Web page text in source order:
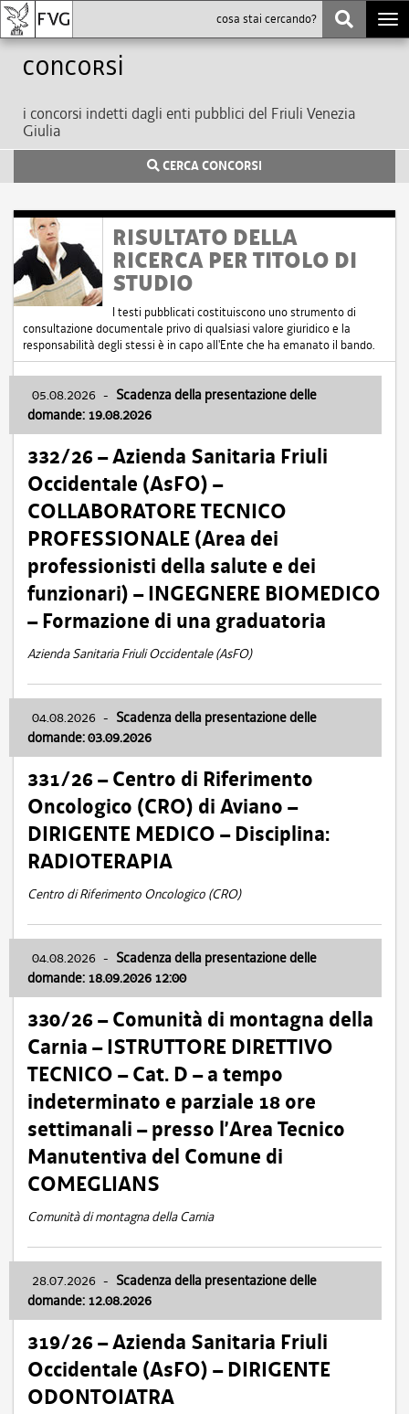
Concorsi
i concorsi indetti dagli enti pubblici del Friuli Venezia
Giulia
CERCA CONCORSI
RISULTATO DELLA
RICERCA PER TITOLO DI
STUDIO
I testi pubblicati costituiscono uno strumento di
consultazione documentale privo di qualsiasi valore giuridico e la
responsabilità degli stessi è in capo all'Ente che ha emanato il bando.
05.08.2026 - Scadenza della presentazione delle
domande: 19.08.2026
332/26 – Azienda Sanitaria Friuli
Occidentale (AsFO) –
COLLABORATORE TECNICO
PROFESSIONALE (Area dei
professionisti della salute e dei
funzionari) – INGEGNERE BIOMEDICO
– Formazione di una graduatoria
Azienda Sanitaria Friuli Occidentale (AsFO)
04.08.2026 - Scadenza della presentazione delle
domande: 03.09.2026
331/26 – Centro di Riferimento
Oncologico (CRO) di Aviano –
DIRIGENTE MEDICO – Disciplina:
RADIOTERAPIA
Centro di Riferimento Oncologico (CRO)
04.08.2026 - Scadenza della presentazione delle
domande: 18.09.2026 12:00
330/26 – Comunità di montagna della
Carnia – ISTRUTTORE DIRETTIVO
TECNICO – Cat. D – a tempo
indeterminato e parziale 18 ore
settimanali – presso l’Area Tecnico
Manutentiva del Comune di
COMEGLIANS
Comunità di montagna della Carnia
28.07.2026 - Scadenza della presentazione delle
domande: 12.08.2026
319/26 – Azienda Sanitaria Friuli
Occidentale (AsFO) – DIRIGENTE
ODONTOIATRA